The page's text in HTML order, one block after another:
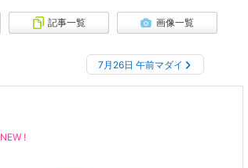
記事一覧 画像一覧
7月26日 午前マダイ
NEW !